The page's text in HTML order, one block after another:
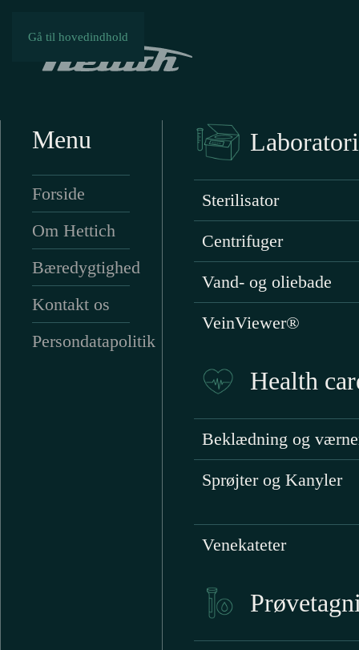
Gå til hovedindhold
Menu
Forside
Om Hettich
Bæredygtighed
Kontakt os
Persondatapolitik
Sterilisator
Centrifuger
Vand- og oliebade
VeinViewer®
Health
Beklædning og
Sprøjter og Kanyler
Venekateter